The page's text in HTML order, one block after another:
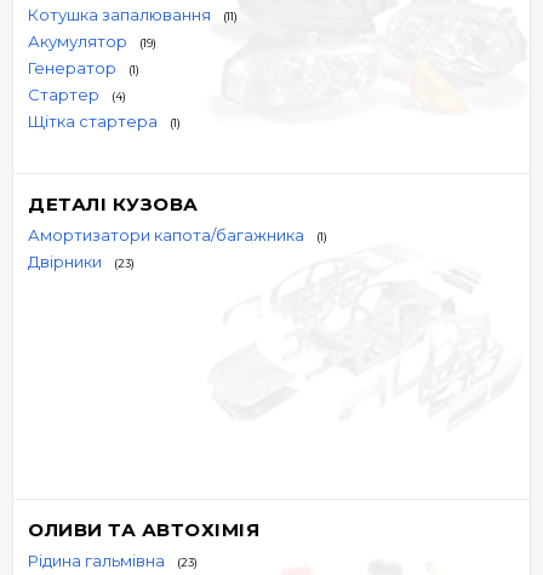
Котушка запалювання (11)
Акумулятор (19)
Генератор (1)
Стартер (4)
Щітка стартера (1)
ДЕТАЛІ КУЗОВА
Амортизатори капота/багажника (1)
Двірники (23)
ОЛИВИ ТА АВТОХІМІЯ
Рідина гальмівна (23)